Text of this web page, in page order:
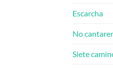
Escarcha
No
Siete